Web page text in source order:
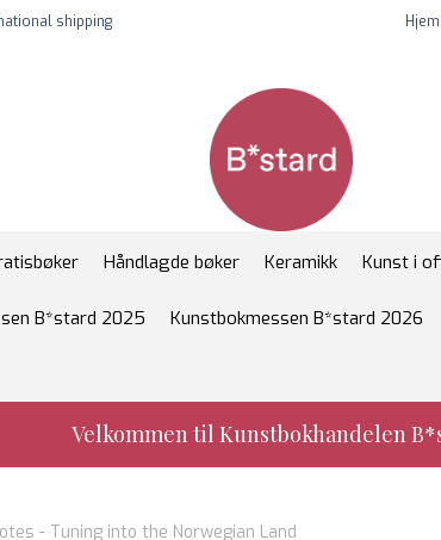
shipping Hjem
Håndlagde bøker Keramikk Kunst i
B*stard 2025 Kunstbokmessen B*stard 2026
Velkommen til Kunstbokhandelen
- Tuning into the Norwegian Land